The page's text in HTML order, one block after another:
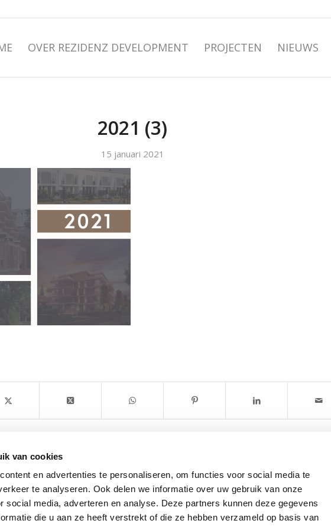
van cookies
en advertenties te personaliseren, om functies voor social media te
te analyseren. Ook delen we informatie over uw gebruik van onze
social media, adverteren en analyse. Deze partners kunnen deze gegevens
die u aan ze heeft verstrekt of die ze hebben verzameld op basis van
OVER REZIDENZ DEVELOPMENT PROJECTEN NIEUWS
2021 (3)
15 januari 2021
Nuenen